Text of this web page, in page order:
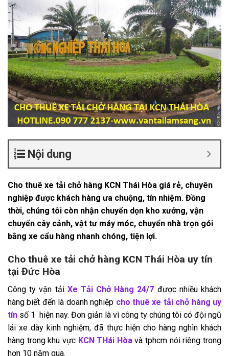
Nội dung
Cho thuê xe tải chở hàng KCN Thái Hòa giá rẻ, chuyên
nghiệp được khách hàng ưa chuộng, tín nhiệm. Đồng
thời, chúng tôi còn nhận chuyển dọn kho xưởng, vận
chuyển cây cảnh, vật tư máy móc, chuyển nhà trọn gói
bằng xe cẩu hàng nhanh chóng, tiện lợi.
Cho thuê xe tải chở hàng KCN Thái Hòa uy tín
tại Đức Hòa
Công ty vận tải Xe Tải Chở Hàng 24/7 được nhiều khách
hàng biết đến là doanh nghiệp cho thuê xe tải chở hàng uy
tín số 1 hiện nay. Đơn giản là vì công ty chúng tôi có đội ngũ
lái xe dày kinh nghiệm, đã thực hiện cho hàng nghìn khách
hàng trong khu vực KCN THái Hòavà tphcm nói riêng trong
hơn 10 năm qua.